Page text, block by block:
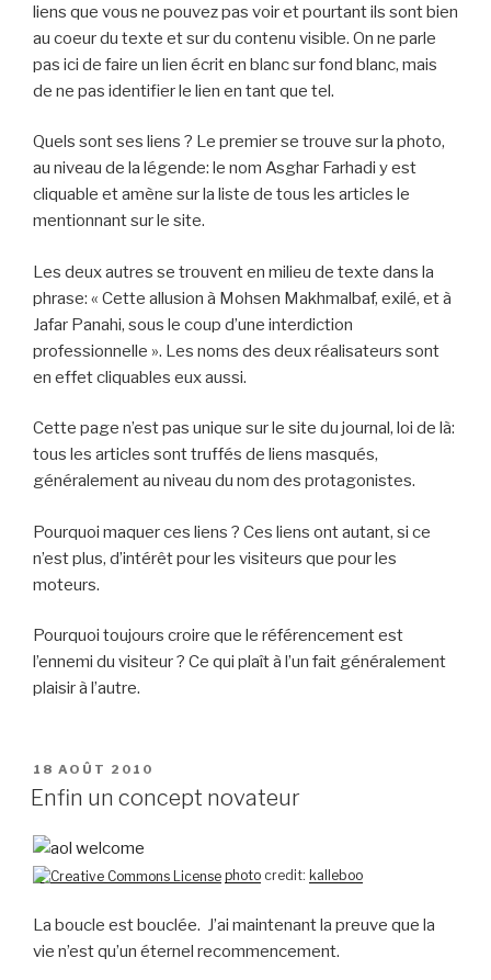
liens que vous ne pouvez pas voir et pourtant ils sont bien
au coeur du texte et sur du contenu visible. On ne parle
pas ici de faire un lien écrit en blanc sur fond blanc, mais
de ne pas identifier le lien en tant que tel.
Quels sont ses liens ? Le premier se trouve sur la photo,
au niveau de la légende: le nom Asghar Farhadi y est
cliquable et amène sur la liste de tous les articles le
mentionnant sur le site.
Les deux autres se trouvent en milieu de texte dans la
phrase: « Cette allusion à Mohsen Makhmalbaf, exilé, et à
Jafar Panahi, sous le coup d’une interdiction
professionnelle ». Les noms des deux réalisateurs sont
en effet cliquables eux aussi.
Cette page n’est pas unique sur le site du journal, loi de là:
tous les articles sont truffés de liens masqués,
généralement au niveau du nom des protagonistes.
Pourquoi maquer ces liens ? Ces liens ont autant, si ce
n’est plus, d’intérêt pour les visiteurs que pour les
moteurs.
Pourquoi toujours croire que le référencement est
l’ennemi du visiteur ? Ce qui plaît à l’un fait généralement
plaisir à l’autre.
PUBLIÉ
LE
18 AOÛT 2010
Enfin un concept novateur
photo credit: kalleboo
La boucle est bouclée. J’ai maintenant la preuve que la
vie n’est qu’un éternel recommencement.